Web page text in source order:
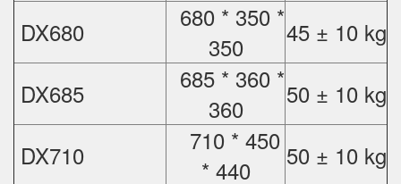
DX680
680 * 350 *
350
45 ± 10 kg
DX685
685 * 360 *
360
50 ± 10 kg
DX710
710 * 450
* 440
50 ± 10 kg